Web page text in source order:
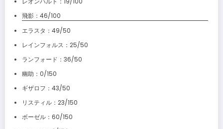
飛影：46/100
エラスタ：49/50
レインフォルス：25/50
ランフォード：36/50
幽助：0/150
ギザロフ：43/50
リスティル：23/150
ボーゼル：60/150